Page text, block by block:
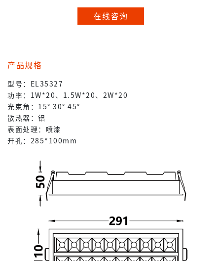
在线咨询
产品规格
型号：EL35327
功率：1W*20、1.5W*20、2W*20
光束角：15° 30° 45°
散热器：铝
表面处理：喷漆
开孔：285*100mm